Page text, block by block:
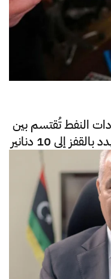
النفط تُقتسم بين
إلى 10 دنانير